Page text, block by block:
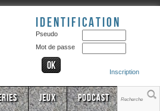
Identification
Pseudo
Mot de passe
Inscription
Jeux Podcast